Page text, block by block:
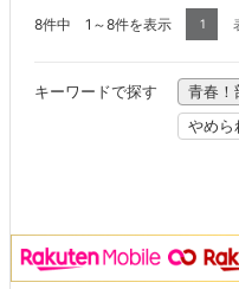
8件中 1～8件を表示 1
キーワードで探す 青春！
やめら